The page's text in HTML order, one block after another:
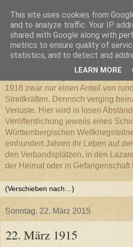
Weltkriegs-Blog
1918 zwar nur einen Anteil von
Streitkräften. Dennoch verging
Verluste. Hier wird in losen
Veröffentlichung jeweils eines
Württembergischen
einhundert Jahren ihr Leben auf
den Verbandsplätzen, in den
der Heimat oder in Gefangenschaft
Sonntag, 22. März 2015
22. März 1915
This site uses cookies from
and to analyze traffic. Your IP
shared with Google along with
metrics to ensure quality of
statistics, and to detect and
LEARN MORE